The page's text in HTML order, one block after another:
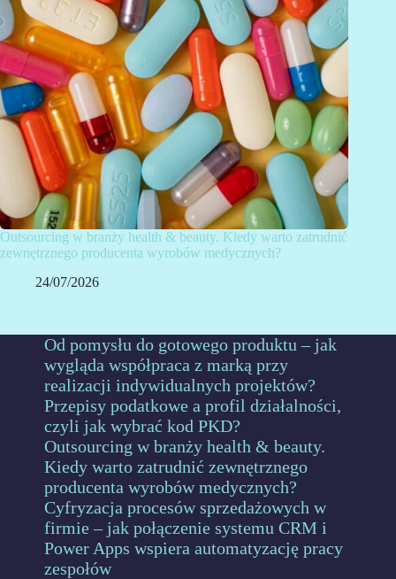
Outsourcing w branży health & beauty. Kiedy warto zatrudnić
zewnętrznego producenta wyrobów medycznych?
24/07/2026
Od pomysłu do gotowego produktu – jak
wygląda współpraca z marką przy
realizacji indywidualnych projektów?
Przepisy podatkowe a profil działalności,
czyli jak wybrać kod PKD?
Outsourcing w branży health & beauty.
Kiedy warto zatrudnić zewnętrznego
producenta wyrobów medycznych?
Cyfryzacja procesów sprzedażowych w
firmie – jak połączenie systemu CRM i
Power Apps wspiera automatyzację pracy
zespołów